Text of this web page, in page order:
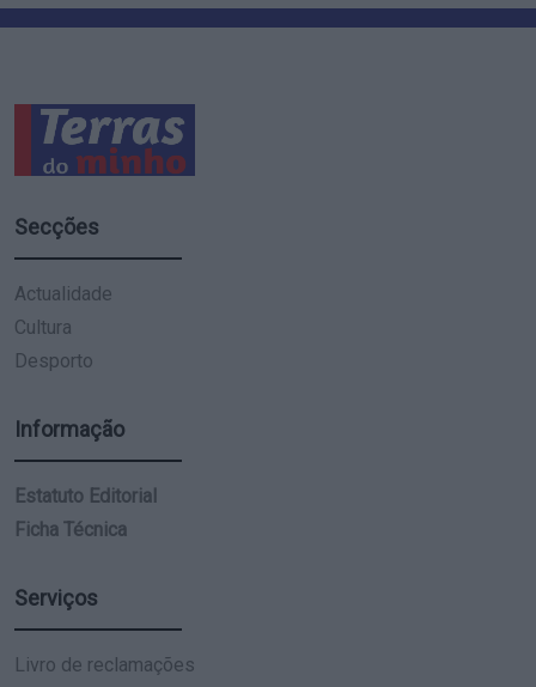
Secções
Actualidade
Cultura
Desporto
Informação
Estatuto Editorial
Ficha Técnica
Serviços
Livro de reclamações